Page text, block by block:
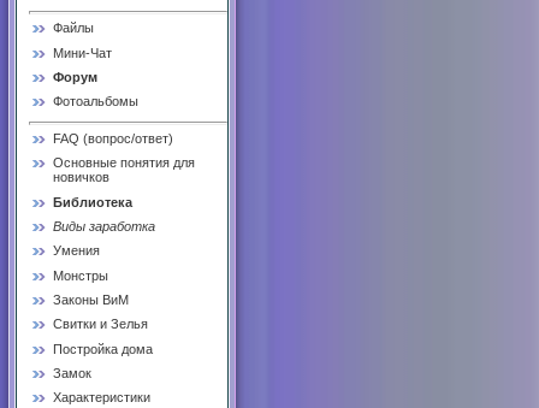
Файлы
Мини-Чат
Форум
Фотоальбомы
FAQ (вопрос/ответ)
Основные понятия для
новичков
Библиотека
Виды заработка
Умения
Монстры
Законы ВиМ
Свитки и Зелья
Постройка дома
Замок
Характеристики